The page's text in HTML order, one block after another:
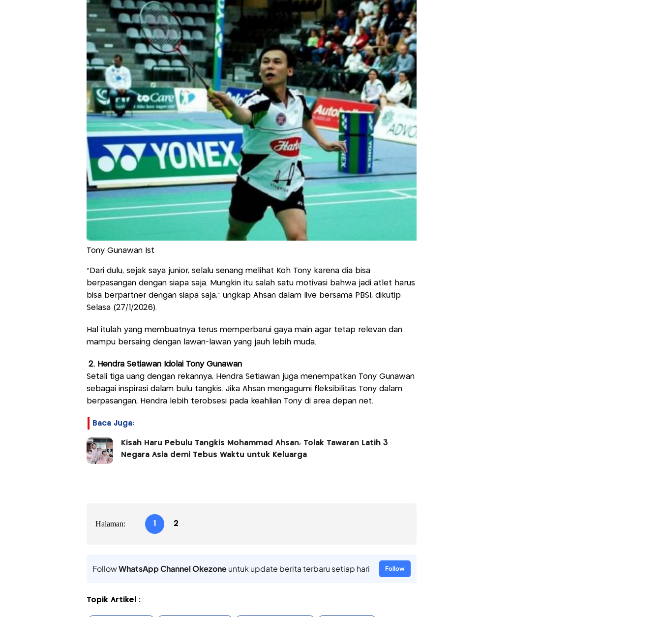
Tony Gunawan Ist
“Dari dulu, sejak saya junior, selalu senang melihat Koh Tony karena dia bisa
berpasangan dengan siapa saja. Mungkin itu salah satu motivasi bahwa jadi atlet harus
bisa berpartner dengan siapa saja," ungkap Ahsan dalam live bersama PBSI, dikutip
Selasa (27/1/2026).
Hal itulah yang membuatnya terus memperbarui gaya main agar tetap relevan dan
mampu bersaing dengan lawan-lawan yang jauh lebih muda.
2. Hendra Setiawan Idolai Tony Gunawan
Setali tiga uang dengan rekannya, Hendra Setiawan juga menempatkan Tony Gunawan
sebagai inspirasi dalam bulu tangkis. Jika Ahsan mengagumi fleksibilitas Tony dalam
berpasangan, Hendra lebih terobsesi pada keahlian Tony di area depan net.
Baca Juga:
Kisah Haru Pebulu Tangkis Mohammad Ahsan, Tolak Tawaran Latih 3
Negara Asia demi Tebus Waktu untuk Keluarga
Halaman: 1 2
FollowWhatsApp Channel Okezoneuntuk update berita terbaru setiap hari Follow
Topik Artikel :